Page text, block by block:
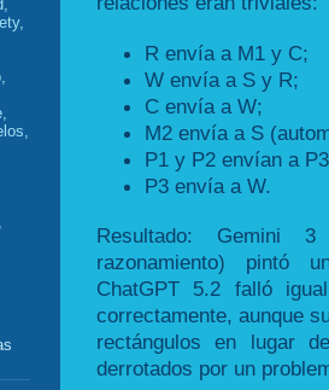
R envía a M1 y C;
W envía a S y R;
C envía a W;
M2 envía a S
P1 y P2 envían a
P3 envía a W.
Resultado: Gemini
razonamiento) pintó
ChatGPT 5.2 falló
correctamente, aunque
rectángulos en lugar
derrotados por un